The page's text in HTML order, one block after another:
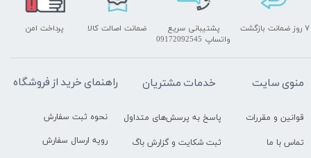
پشتیبانی سریع
واتساپ 09172092545
پرداخت امن ۷ روز ضمانت بازگشت ضمانت اصالت کالا
راهنمای خرید از فروشگاه
نحوه ثبت سفارش
رویه ارسال سفارش
خدمات مشتریان
پاسخ به پرسش‌های متداول
ثبت شکایت و گزارش باگ
منوی سایت
قوانین و مقررات
تماس با ما